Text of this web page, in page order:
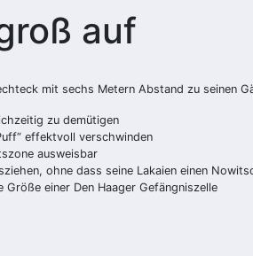
auf
mit sechs Metern Abstand zu seinen
zu demütigen
effektvoll verschwinden
ausweisbar
ohne dass seine Lakaien einen
einer Den Haager Gefängniszelle